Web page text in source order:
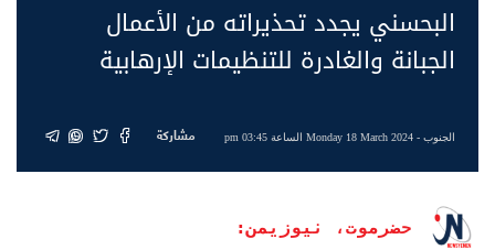
البحسني يجدد تحذيراته من الأعمال
الجبانة والغادرة للتنظيمات الإرهابية
الجنوب- Monday 18 March 2024 الساعة 03:45 pm مشاركة
حضرموت، نيوزيمن: